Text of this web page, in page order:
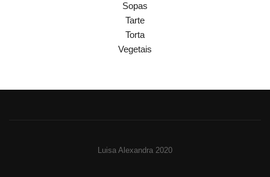
Sopas
Tarte
Torta
Vegetais
Luisa Alexandra 2020